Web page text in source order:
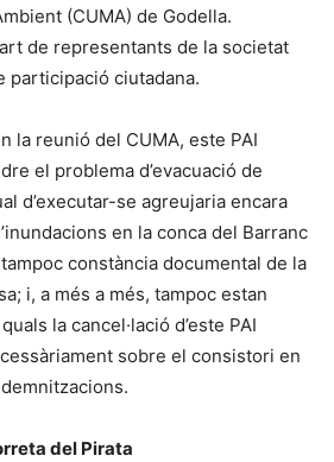
(CUMA) de Godella.
de representants de la societat
participació ciutadana.
la reunió del CUMA, este PAI
el problema d’evacuació de
d’executar-se agreujaria encara
en la conca del Barranc
constància documental de la
i, a més a més, tampoc estan
la cancel·lació d’este PAI
sobre el consistori en
del Pirata